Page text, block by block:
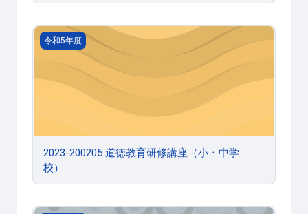
2023-200205 道徳教育研修講座（小・中学校）
令和5年度
2023-200205 道徳教育研修講座（小・中学
校）